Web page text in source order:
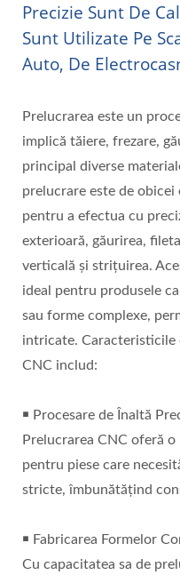
Precizie Sunt De
Sunt Utilizate Pe
Auto, De
Prelucrarea este un
implică tăiere, frezare,
principal diverse
prelucrare este de
pentru a efectua cu
exterioară, găurirea,
verticală și strițuirea.
ideal pentru produsele
sau forme complexe,
intricate. Caracteristicile
CNC includ:
￭ Procesare de Înaltă
Prelucrarea CNC oferă
pentru piese care
stricte, îmbunătățind
￭ Fabricarea Formelor
Cu capacitatea sa de